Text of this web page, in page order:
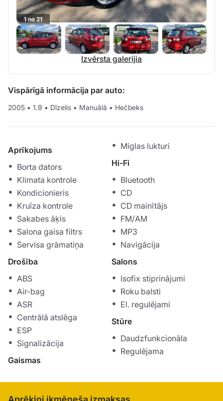
1 no 21
Izvērsta galerijia
Vispārīgā informācija par auto:
2005 • 1.9 • Dīzelis • Manuālā • Hečbeks
Aprīkojums
Borta dators
Klimata kontrole
Kondicionieris
Kruīza kontrole
Sakabes āķis
Salona gaisa filtrs
Servisa grāmatiņa
Drošība
ABS
Air-bag
ASR
Centrālā atslēga
ESP
Signalizācija
Gaismas
Miglas lukturi
Hi-Fi
Bluetooth
CD
CD mainītājs
FM/AM
MP3
Navigācija
Salons
Isofix stiprinājumi
Roku balsti
El. regulējami
Stūre
Daudzfunkcionāla
Regulējama